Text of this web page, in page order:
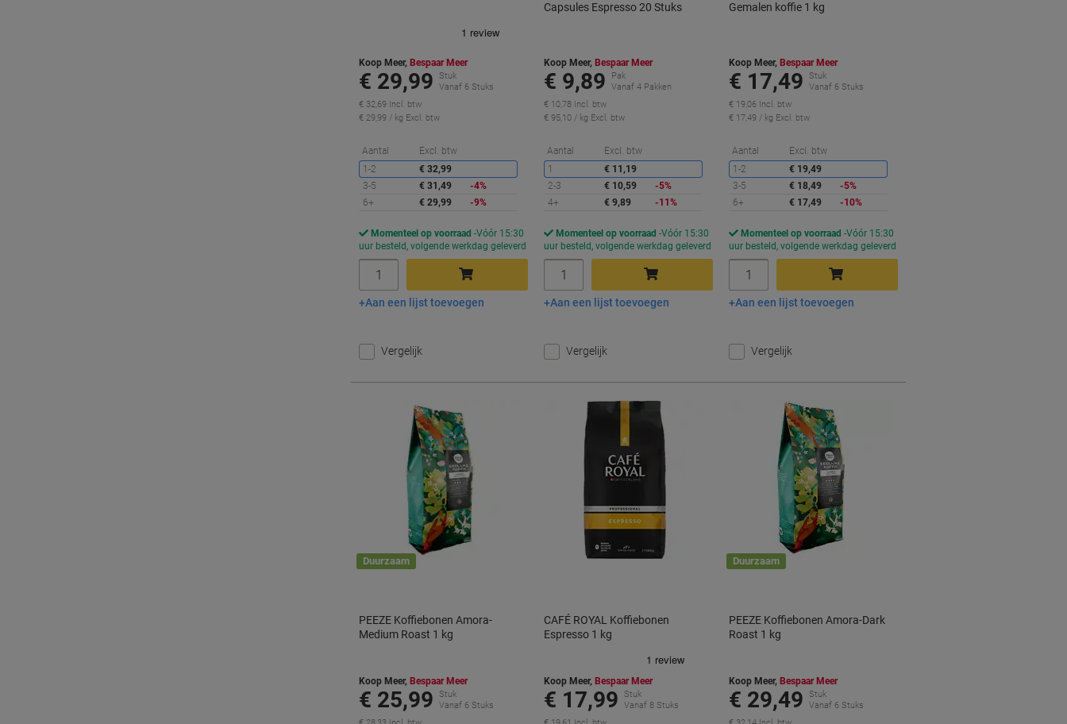
Koop Meer, Bespaar Meer
€ 29,99
Stuk
Vanaf 6 Stuks
€ 32,69 Incl. btw
€ 29,99 / kg Excl. btw
Aantal Excl. btw
Korting
1-2
€ 32,99
3-5
€ 31,49
-4%
6+
€ 29,99 -9%
Momenteel op voorraad Vóór 15:30
uur besteld, volgende werkdag geleverd
In winkelwagen
Aan een lijst toevoegen
Vergelijk
Capsules Espresso 20 Stuks
Koop Meer, Bespaar Meer
€ 9,89
Pak
Vanaf 4 Pakken
€ 10,78 Incl. btw
€ 95,10 / kg Excl. btw
Aantal Excl. btw
Korting
1
€ 11,19
2-3
€ 10,59
-5%
4+
€ 9,89 -11%
Momenteel op voorraad Vóór 15:30
uur besteld, volgende werkdag geleverd
In winkelwagen
Aan een lijst toevoegen
Vergelijk
Gemalen koffie 1 kg
Koop Meer, Bespaar Meer
€ 17,49
Stuk
Vanaf 6 Stuks
€ 19,06 Incl. btw
€ 17,49 / kg Excl. btw
Aantal Excl. btw
1-2
€ 19,49
3-5
€ 18,49
-5%
6+
€ 17,49 -10%
Momenteel op voorraad Vóór 15:30
uur besteld, volgende werkdag geleverd
In winkelwagen
Aan een lijst toevoegen
Vergelijk
Duurzaam
PEEZE Koffiebonen Amora-
Medium Roast 1 kg
Koop Meer, Bespaar Meer
€ 25,99
Stuk
Vanaf 6 Stuks
CAFÉ ROYAL Koffiebonen
Espresso 1 kg
Koop Meer, Bespaar Meer
€ 17,99
Stuk
Vanaf 8 Stuks
Duurzaam
PEEZE Koffiebonen Amora-Dark
Roast 1 kg
Koop Meer, Bespaar Meer
€ 29,49
Stuk
Vanaf 6 Stuks